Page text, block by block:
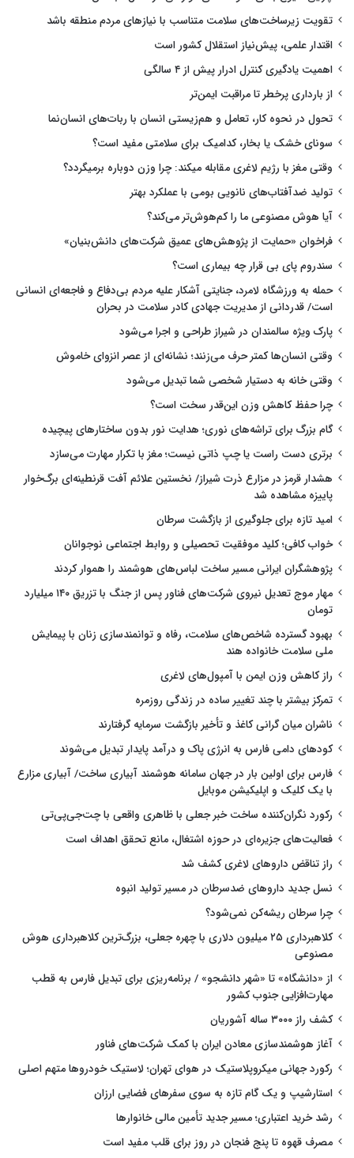
تقویت زیرساخت‌های سلامت متناسب با نیازهای مردم منطقه باشد
اقتدار علمی، پیش‌نیاز استقلال کشور است
اهمیت یادگیری کنترل ادرار پیش از ۴ سالگی
از بارداری پرخطر تا مراقبت ایمن‌تر
تحول در نحوه کار، تعامل و هم‌زیستی انسان با ربات‌های انسان‌نما
سونای خشک یا بخار، کدامیک برای سلامتی مفید است؟
وقتی مغز با رژیم لاغری مقابله میکند: چرا وزن دوباره برمیگردد؟
تولید ضدآفتاب‌های نانویی بومی با عملکرد بهتر
آیا هوش مصنوعی ما را کم‌هوش‌تر می‌کند؟
فراخوان «حمایت از پژوهش‌های عمیق شرکت‌های دانش‌بنیان»
سندروم پای بی قرار چه بیماری است؟
حمله به ورزشگاه لامرد، جنایتی آشکار علیه مردم بی‌دفاع و فاجعه‌ای انسانی
است/ قدردانی از مدیریت جهادی کادر سلامت در بحران
پارک ویژه سالمندان در شیراز طراحی و اجرا می‌شود
وقتی انسان‌ها کمتر حرف می‌زنند؛ نشانه‌ای از عصر انزوای خاموش
وقتی خانه به دستیار شخصی شما تبدیل می‌شود
چرا حفظ کاهش وزن این‌قدر سخت است؟
گام بزرگ برای تراشه‌های نوری؛ هدایت نور بدون ساختارهای پیچیده
برتری دست راست یا چپ ذاتی نیست؛ مغز با تکرار مهارت می‌سازد
هشدار قرمز در مزارع ذرت شیراز/ نخستین علائم آفت قرنطینه‌ای برگ‌خوار
پاییزه مشاهده شد
امید تازه برای جلوگیری از بازگشت سرطان
خواب کافی؛ کلید موفقیت تحصیلی و روابط اجتماعی نوجوانان
پژوهشگران ایرانی مسیر ساخت لباس‌های هوشمند را هموار کردند
مهار موج تعدیل نیروی شرکت‌های فناور پس از جنگ با تزریق ۱۴۰ میلیارد
تومان
بهبود گسترده شاخص‌های سلامت، رفاه و توانمندسازی زنان با پیمایش
ملی سلامت خانواده هند
راز کاهش وزن ایمن با آمپول‌های لاغری
تمرکز بیشتر با چند تغییر ساده در زندگی روزمره
ناشران میان گرانی کاغذ و تأخیر بازگشت سرمایه گرفتارند
کودهای دامی فارس به انرژی پاک و درآمد پایدار تبدیل می‌شوند
فارس برای اولین بار در جهان سامانه هوشمند آبیاری ساخت/ آبیاری مزارع
با یک کلیک و اپلیکیشن موبایل
رکورد نگران‌کننده ساخت خبر جعلی با ظاهری واقعی با چت‌جی‌پی‌تی
فعالیت‌های جزیره‌ای در حوزه اشتغال، مانع تحقق اهداف است
راز تناقض داروهای لاغری کشف شد
نسل جدید داروهای ضدسرطان در مسیر تولید انبوه
چرا سرطان ریشه‌کن نمی‌شود؟
کلاهبرداری ۲۵ میلیون دلاری با چهره جعلی، بزرگ‌ترین کلاهبرداری هوش
مصنوعی
از «دانشگاه» تا «شهر دانشجو» / برنامه‌ریزی برای تبدیل فارس به قطب
مهارت‌افزایی جنوب کشور
کشف راز ۳۰۰۰ ساله آشوریان
آغاز هوشمندسازی معادن ایران با کمک شرکت‌های فناور
رکورد جهانی میکروپلاستیک در هوای تهران؛ لاستیک خودروها متهم اصلی
استارشیپ و یک گام تازه به سوی سفرهای فضایی ارزان
رشد خرید اعتباری؛ مسیر جدید تأمین مالی خانوارها
مصرف قهوه تا پنج فنجان در روز برای قلب مفید است